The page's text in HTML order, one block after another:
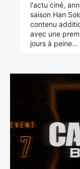
l'actu ciné,
saison Han
contenu
avec une
jours à peine...